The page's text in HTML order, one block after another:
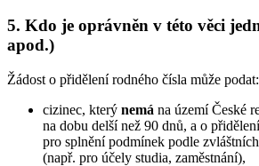
5. Kdo je oprávněn v této věci
apod.)
Žádost o přidělení rodného čísla může podat:
cizinec, který nemá na území České
na dobu delší než 90 dnů, a o
pro splnění podmínek podle
(např. pro účely studia, zaměstnání),